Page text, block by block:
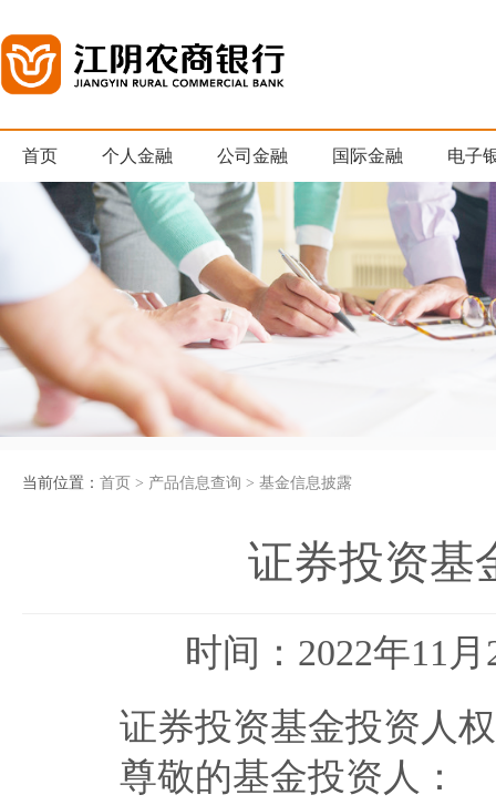
首页 个人金融 公司金融 国际金融 电子
当前位置： 首页 > 产品信息查询 > 基金信息披露
证券投资基
时间：2022年11月
证券投资基金投资人权
尊敬的基金投资人：